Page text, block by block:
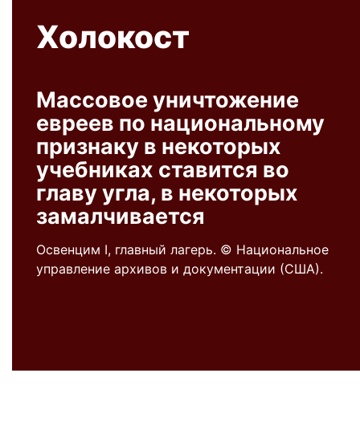
Холокост
Массовое уничтожение
евреев по национальному
признаку в некоторых
учебниках ставится во
главу угла, в некоторых
замалчивается
Освенцим I, главный лагерь. © Национальное
управление архивов и документации (США).